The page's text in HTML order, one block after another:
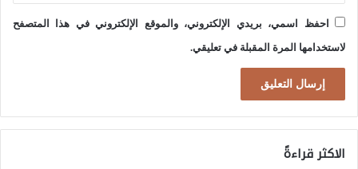
احفظ اسمي، بريدي الإلكتروني، والموقع الإلكتروني في هذا المتصفح
لاستخدامها المرة المقبلة في تعليقي.
الاكثر قراءةً